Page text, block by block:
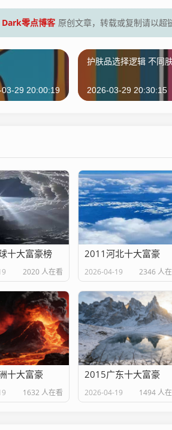
Dark零点博客 原创文章，转载或复制请以超
03-29 20:00:19
护肤品选择逻辑 不同
2026-03-29 20:30:15
十大富豪榜
2020 人在看
2011河北十大富豪
2026-04-19 2346 人
十大富豪
1632 人在看
2015广东十大富豪
2026-04-19 1494 人